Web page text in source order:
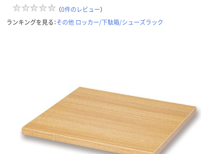
（0件のレビュー）
ランキングを見る：その他 ロッカー/下駄箱/シューズラック